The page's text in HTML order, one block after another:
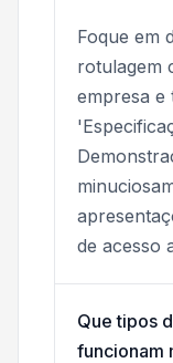
Foque em
rotulagem
empresa e
de acesso
Que tipos
funcionam